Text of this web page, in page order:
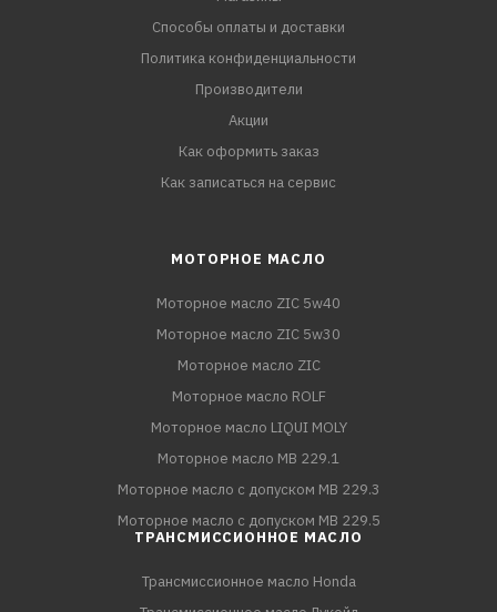
Способы оплаты и доставки
Политика конфиденциальности
Производители
Акции
Как оформить заказ
Как записаться на сервис
МОТОРНОЕ МАСЛО
Моторное масло ZIC 5w40
Моторное масло ZIC 5w30
Моторное масло ZIC
Моторное масло ROLF
Моторное масло LIQUI MOLY
Моторное масло MB 229.1
Моторное масло с допуском MB 229.3
Моторное масло с допуском MB 229.5
ТРАНСМИССИОННОЕ МАСЛО
Трансмиссионное масло Honda